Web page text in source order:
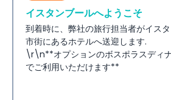
オプション 01: AED 2425/- 一人当たり
イスタンブール ( 2 泊) グランドヤヴズホ
旧市街 または同等
カッパドキア ( 1 泊) ネオポールデラック
は同等
クシャダス ( 3 泊) カッパドキア ラヴァ
イスタンブールへようこそ
到着時に、弊社の旅行担当者がイス
市街にあるホテルへ送迎します.
\r\n**オプションのボスポラスディ
でご利用いただけます**